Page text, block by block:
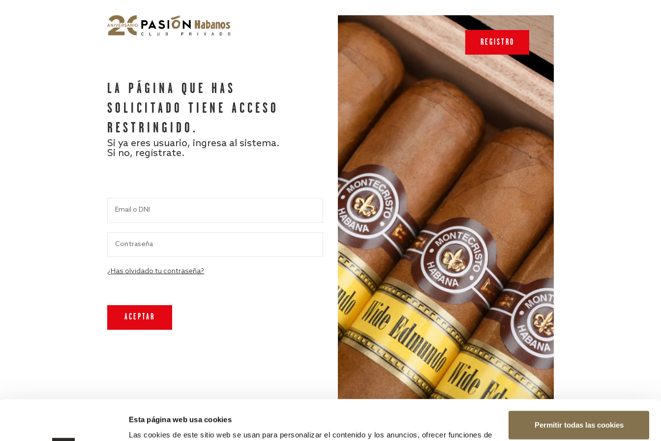
Esta página web usa cookies
Las cookies de este sitio web se usan para personalizar el contenido y los anuncios, ofrecer funciones de
Permitir todas las cookies
LA PÁGINA QUE HAS
SOLICITADO TIENE ACCESO
RESTRINGIDO.
Si ya eres usuario, ingresa al sistema.
Si no, regístrate.
¿Has olvidado tu contraseña?
REGISTRO